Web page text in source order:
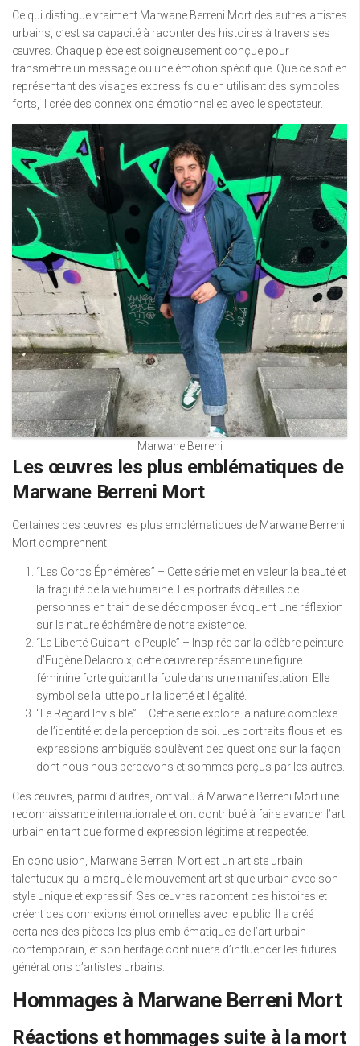
Ce qui distingue vraiment Marwane Berreni Mort des autres artistes
urbains, c’est sa capacité à raconter des histoires à travers ses
œuvres. Chaque pièce est soigneusement conçue pour
transmettre un message ou une émotion spécifique. Que ce soit en
représentant des visages expressifs ou en utilisant des symboles
forts, il crée des connexions émotionnelles avec le spectateur.
Marwane Berreni
Les œuvres les plus emblématiques de
Marwane Berreni Mort
Certaines des œuvres les plus emblématiques de Marwane Berreni
Mort comprennent:
“Les Corps Éphémères” – Cette série met en valeur la beauté et
la fragilité de la vie humaine. Les portraits détaillés de
personnes en train de se décomposer évoquent une réflexion
sur la nature éphémère de notre existence.
“La Liberté Guidant le Peuple” – Inspirée par la célèbre peinture
d’Eugène Delacroix, cette œuvre représente une figure
féminine forte guidant la foule dans une manifestation. Elle
symbolise la lutte pour la liberté et l’égalité.
“Le Regard Invisible” – Cette série explore la nature complexe
de l’identité et de la perception de soi. Les portraits flous et les
expressions ambiguës soulèvent des questions sur la façon
dont nous nous percevons et sommes perçus par les autres.
Ces œuvres, parmi d’autres, ont valu à Marwane Berreni Mort une
reconnaissance internationale et ont contribué à faire avancer l’art
urbain en tant que forme d’expression légitime et respectée.
En conclusion, Marwane Berreni Mort est un artiste urbain
talentueux qui a marqué le mouvement artistique urbain avec son
style unique et expressif. Ses œuvres racontent des histoires et
créent des connexions émotionnelles avec le public. Il a créé
certaines des pièces les plus emblématiques de l’art urbain
contemporain, et son héritage continuera d’influencer les futures
générations d’artistes urbains.
Hommages à Marwane Berreni Mort
Réactions et hommages suite à la mort